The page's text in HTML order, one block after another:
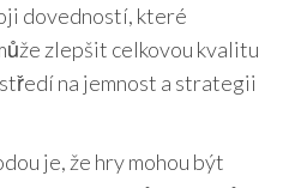
dovedností, které
zlepšit celkovou kvalitu
na jemnost a strategii
je, že hry mohou být